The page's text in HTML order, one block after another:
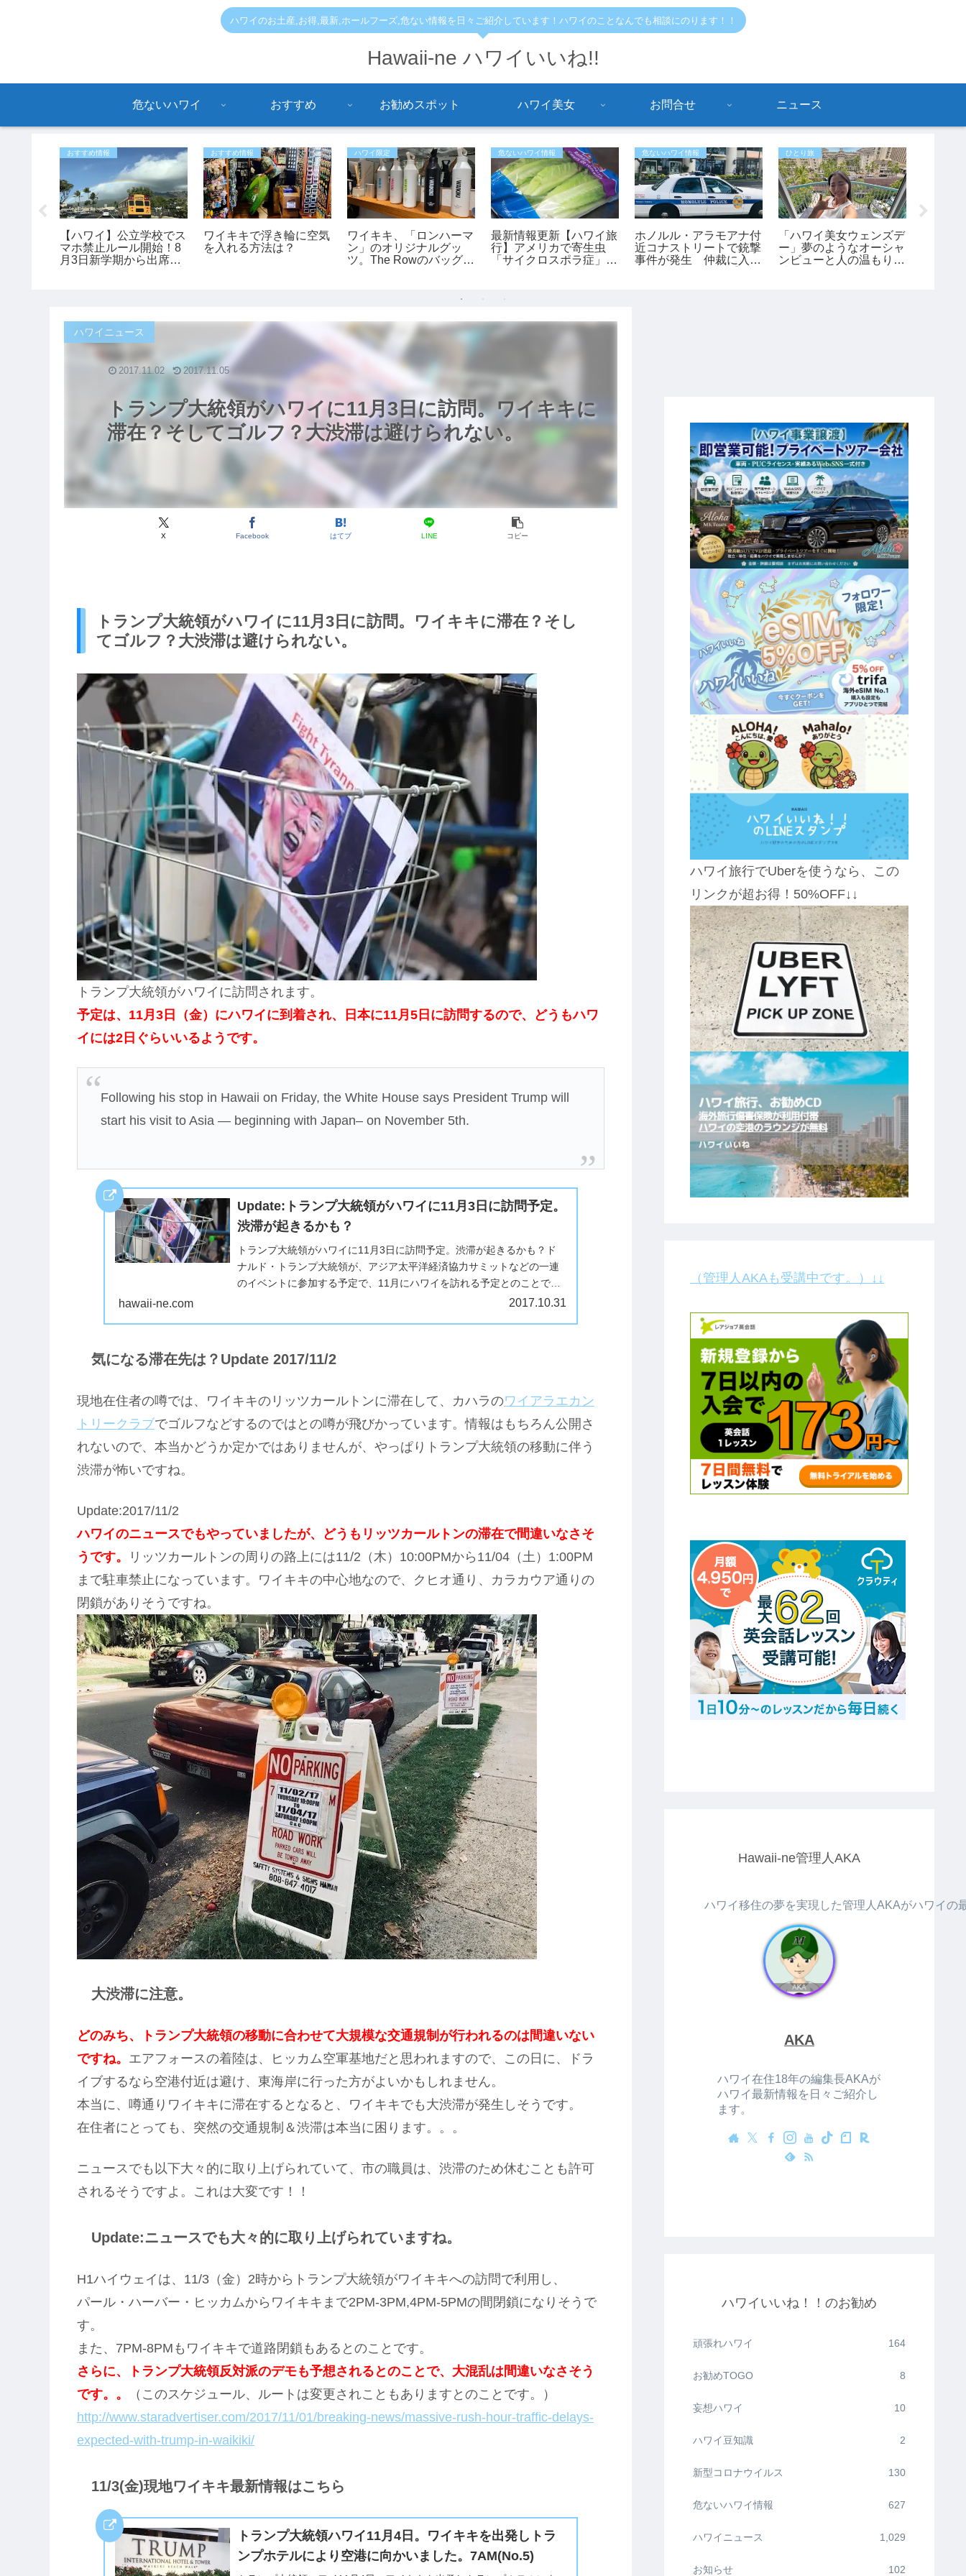
ハワイのお土産,お得,最新,ホールフーズ,危ない情報を日々ご紹介しています！ハワイのことなんでも相談にのります！！
Hawaii-ne ハワイいいね!!
危ないハワイ おすすめ お勧めスポット ハワイ美女 お問合せ ニュース
おすすめ情報
【ハワイ】公立学校でス
マホ禁止ルール開始！8
月3日新学期から出席・
おすすめ情報
ワイキキで浮き輪に空気
を入れる方法は？
ハワイ限定
ワイキキ、「ロンハーマ
ン」のオリジナルグッ
ツ。The Rowのバッグも
危ないハワイ情報
最新情報更新【ハワイ旅
行】アメリカで寄生虫
「サイクロスポラ症」が
危ないハワイ情報
ホノルル・アラモアナ付
近コナストリートで銃撃
事件が発生 仲裁に入っ
ひとり旅
「ハワイ美女ウェンズデ
ー」夢のようなオーシャ
ンビューと人の温もりに
トランプ大統領がハワイに11月3日に訪問。ワイキキに
滞在？そしてゴルフ？大渋滞は避けられない。
ハワイニュース
X Facebook はてブ LINE コピー
2017.11.02 2017.11.05
トランプ大統領がハワイに11月3日に訪問。ワイキキに滞在？そし
てゴルフ？大渋滞は避けられない。
トランプ大統領がハワイに訪問されます。
予定は、11月3日（金）にハワイに到着され、日本に11月5日に訪問するので、どうもハワ
イには2日ぐらいいるようです。
Following his stop in Hawaii on Friday, the White House says President Trump will
start his visit to Asia — beginning with Japan– on November 5th.
Update:トランプ大統領がハワイに11月3日に訪問予定。
渋滞が起きるかも？
トランプ大統領がハワイに11月3日に訪問予定。渋滞が起きるかも？ド
ナルド・トランプ大統領が、アジア太平洋経済協力サミットなどの一連
のイベントに参加する予定で、11月にハワイを訪れる予定とのことで
hawaii-ne.com 2017.10.31
気になる滞在先は？Update 2017/11/2
現地在住者の噂では、ワイキキのリッツカールトンに滞在して、カハラのワイアラエカン
トリークラブでゴルフなどするのではとの噂が飛びかっています。情報はもちろん公開さ
れないので、本当かどうか定かではありませんが、やっぱりトランプ大統領の移動に伴う
渋滞が怖いですね。
Update:2017/11/2
ハワイのニュースでもやっていましたが、どうもリッツカールトンの滞在で間違いなさそ
うです。
リッツカールトンの周りの路上には11/2（木）10:00PMから11/04（土）1:00PM
まで駐車禁止になっています。ワイキキの中心地なので、クヒオ通り、カラカウア通りの
閉鎖がありそうですね。
大渋滞に注意。
どのみち、トランプ大統領の移動に合わせて大規模な交通規制が行われるのは間違いない
ですね。 エアフォースの着陸は、ヒッカム空軍基地だと思われますので、この日に、ドラ
イブするなら空港付近は避け、東海岸に行った方がよいかもしれません。
本当に、噂通りワイキキに滞在するとなると、ワイキキでも大渋滞が発生しそうです。
在住者にとっても、突然の交通規制＆渋滞は本当に困ります。。。
ニュースでも以下大々的に取り上げられていて、市の職員は、渋滞のため休むことも許可
されるそうですよ。これは大変です！！
Update:ニュースでも大々的に取り上げられていますね。
H1ハイウェイは、11/3（金）2時からトランプ大統領がワイキキへの訪問で利用し、
パール・ハーバー・ヒッカムからワイキキまで2PM-3PM,4PM-5PMの間閉鎖になりそうで
す。
また、7PM-8PMもワイキキで道路閉鎖もあるとのことです。
さらに、トランプ大統領反対派のデモも予想されるとのことで、大混乱は間違いなさそう
です。。
（このスケジュール、ルートは変更されこともありますとのことです。）
http://www.staradvertiser.com/2017/11/01/breaking-news/massive-rush-hour-traffic-delays-
expected-with-trump-in-waikiki/
11/3(金)現地ワイキキ最新情報はこちら
トランプ大統領ハワイ11月4日。ワイキキを出発しトラ
ンプホテルにより空港に向かいました。7AM(No.5)
ハワイ旅行でUberを使うなら、この
リンクが超お得！50%OFF↓↓
（管理人AKAも受講中です。）↓↓
Hawaii-ne管理人AKA
ハワイ移住の夢を実現した管理人AKAがハワイの
AKA
ハワイ在住18年の編集長AKAが
ハワイ最新情報を日々ご紹介し
ます。
ハワイいいね！！のお勧め
頑張れハワイ 164
お勧めTOGO 8
妄想ハワイ 10
ハワイ豆知識 2
新型コロナウイルス 130
危ないハワイ情報 627
ハワイニュース 1,029
お知らせ 102